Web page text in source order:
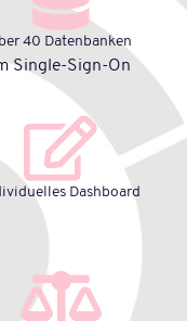
40 Datenbanken
Single-Sign-On
Dashboard